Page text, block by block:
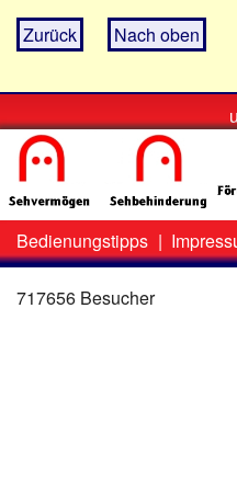
Zurück Nach oben
Zweit-
Menü
Bedienungstipps |
717656 Besucher